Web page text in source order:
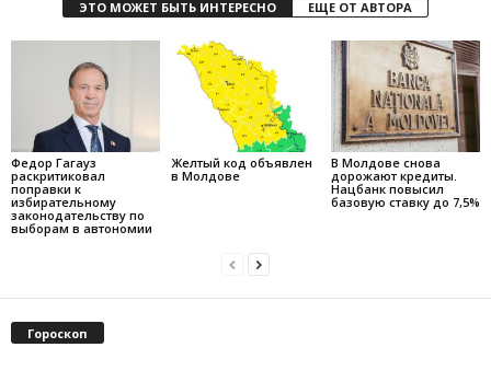
ЭТО МОЖЕТ БЫТЬ ИНТЕРЕСНО ЕЩЕ ОТ АВТОРА
Федор Гагауз
раскритиковал
поправки к
избирательному
законодательству по
выборам в автономии
Желтый код объявлен
в Молдове
В Молдове снова
дорожают кредиты.
Нацбанк повысил
базовую ставку до 7,5%
Гороскоп